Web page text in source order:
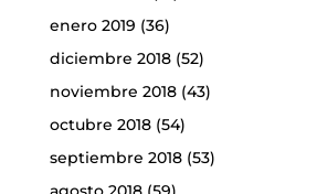
enero 2019 (36)
diciembre 2018(52)
noviembre 2018(43)
octubre 2018(54)
septiembre 2018(53)